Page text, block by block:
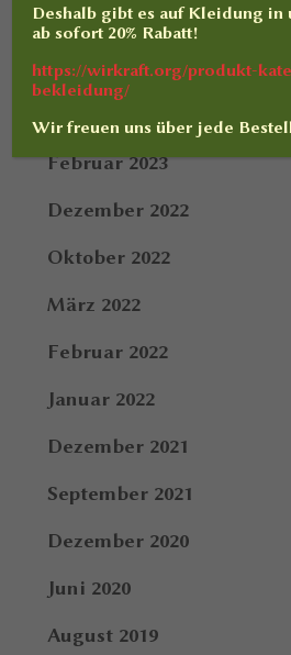
September 2023
Juli 2023
Februar 2023
Dezember 2022
Oktober 2022
März 2022
Februar 2022
Januar 2022
Dezember 2021
September 2021
Dezember 2020
Juni 2020
August 2019
Deshalb gibt es aufKleidung in
ab sofort 20% Rabatt!
https://wirkraft.org/produkt-
bekleidung/
Wir freuen uns über jede